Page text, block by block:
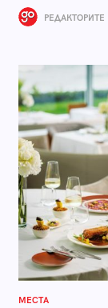
РЕДАКТОРИТЕ
МЕСТА